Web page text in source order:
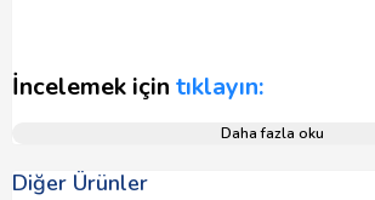
İncelemek için tıklayın:
Daha fazla oku
Diğer Ürünler